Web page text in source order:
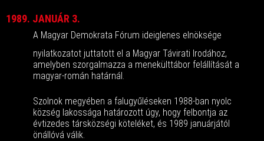
1989. JANUÁR 3.
A Magyar Demokrata Fórum ideiglenes elnöksége
nyilatkozatot juttatott el a Magyar Távirati Irodához,
amelyben szorgalmazza a menekülttábor felállítását a
magyar-román határnál.
Szolnok megyében a falugyűléseken 1988-ban nyolc
község lakossága határozott úgy, hogy felbontja az
évtizedes társközségi köteléket, és 1989 januárjától
önállóvá válik.